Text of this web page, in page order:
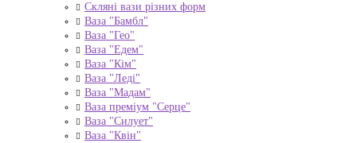
Скляні вази різних форм
Ваза "Бамбл"
Ваза "Гео"
Ваза "Едем"
Ваза "Кім"
Ваза "Леді"
Ваза "Мадам"
Ваза преміум "Серце"
Ваза "Силует"
Ваза "Квін"